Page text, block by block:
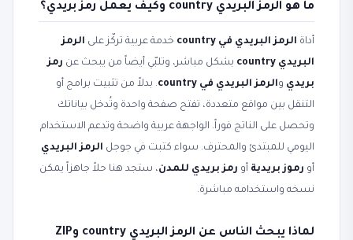
ما هو الرمز البريدي country وكيف يعمل رمز بريدي؟
أداة الرمز البريدي في country خدمة عربية تركّز على الرمز
البريدي country
بشكل مباشر، وتلبّي أيضاً من يبحث عن رمز
بريدي والرمز البريدي في country
. بدلاً من تثبيت برامج أو
التنقل بين مواقع متعددة، تفتح صفحة واحدة وتُدخل بياناتك
وتحصل على الناتج فوراً. الواجهة عربية واضحة وتدعم الاستخدام
اليومي للمبتدئ والمحترف. سواء كتبت في جوجل الرمز البريدي
أو رموز بريدية أو رمز بريدي للمدن، ستجد هنا حلاً جاهزاً يمكن
نسخه واستخدامه مباشرة.
لماذا يبحث الناس عن الرمز البريدي country وZIP